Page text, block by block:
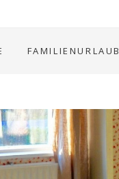
FAMILIENURLAUB